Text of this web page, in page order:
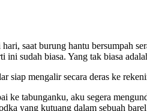
saat burung hantu bersumpah
ini sudah biasa. Yang tak biasa
siap mengalir secara deras ke
ke tabunganku, aku segera
yang kutuang dalam sebuah